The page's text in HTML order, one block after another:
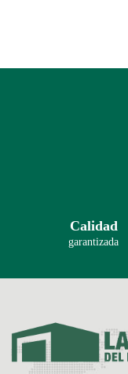
Calidad
garantizada